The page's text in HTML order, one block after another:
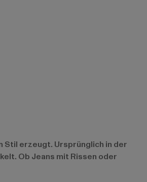
Stil erzeugt. Ursprünglich in der
Ob Jeans mit Rissen oder